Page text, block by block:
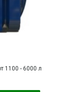
1100 - 6000 л